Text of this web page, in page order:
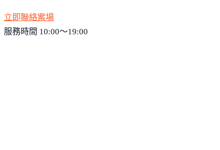
立即聯絡案場
服務時間 10:00～19:00